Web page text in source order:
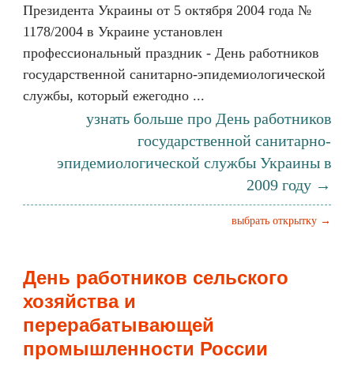
Президента Украины от 5 октября 2004 года №
1178/2004 в Украине установлен
профессиональный праздник - День работников
государственной санитарно-эпидемиологической
службы, который ежегодно ...
узнать больше про День работников
государственной санитарно-
эпидемиологической службы Украины в
2009 году →
выбрать открытку →
День работников сельского
хозяйства и
перерабатывающей
промышленности России